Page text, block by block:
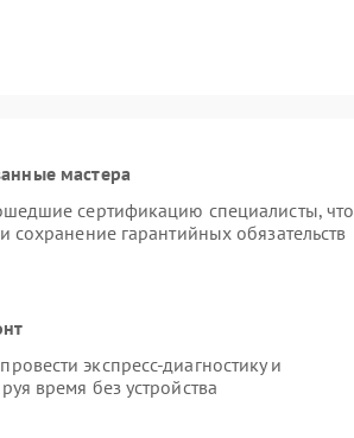
мастера
сертификацию специалисты, что
сохранение гарантийных обязательств
экспресс-диагностику и
время без устройства